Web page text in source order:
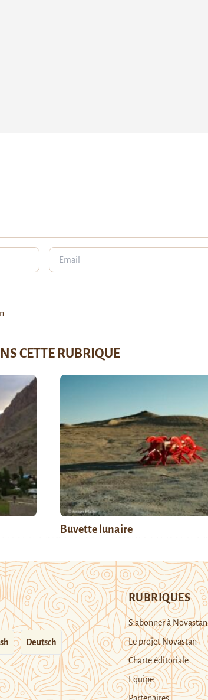
CETTE RUBRIQUE
Buvette lunaire
Deutsch
RUBRIQUES
S’abonner à Novastan
Le projet Novastan
Charte éditoriale
Equipe
Partenaires